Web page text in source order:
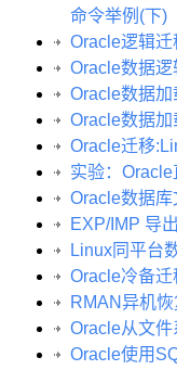
命令举例(下)
Oracle逻辑
Oracle数据
Oracle数据
Oracle数据
Oracle迁移
实验：
Oracle数据库
EXP/IMP 导
Linux同平台
Oracle冷备
RMAN异机
Oracle从文
Oracle使用